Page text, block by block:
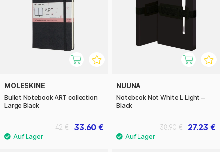
MOLESKINE
Bullet Notebook ART collection
Large Black
33.60 €
42 €
NUUNA
Notebook Not White L Light –
Black
27.23 €
38.90 €